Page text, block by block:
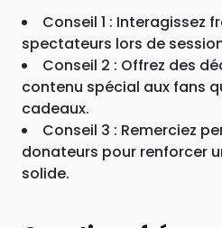
Conseil 1 : Interagissez
spectateurs lors de
Conseil 2 : Offrez des
contenu spécial aux fans
cadeaux.
Conseil 3 : Remerciez
donateurs pour renforcer
solide.